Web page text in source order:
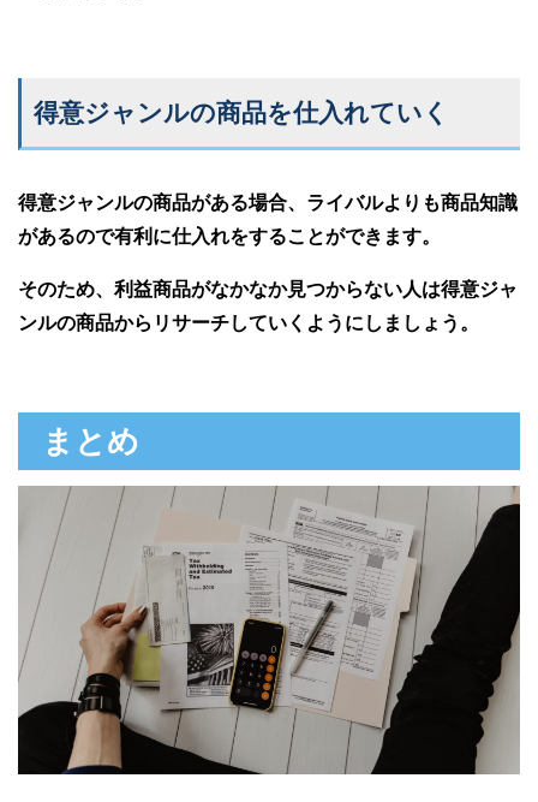
得意ジャンルの商品を仕入れていく
得意ジャンルの商品がある場合、ライバルよりも商品知識
があるので有利に仕入れをすることができます。
そのため、利益商品がなかなか見つからない人は得意ジャ
ンルの商品からリサーチしていくようにしましょう。
まとめ